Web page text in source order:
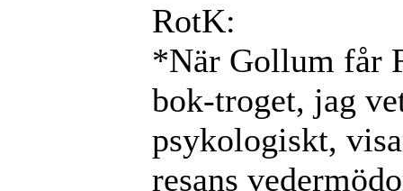
RotK:
*När Gollum får
bok-troget, jag
psykologiskt,
resans